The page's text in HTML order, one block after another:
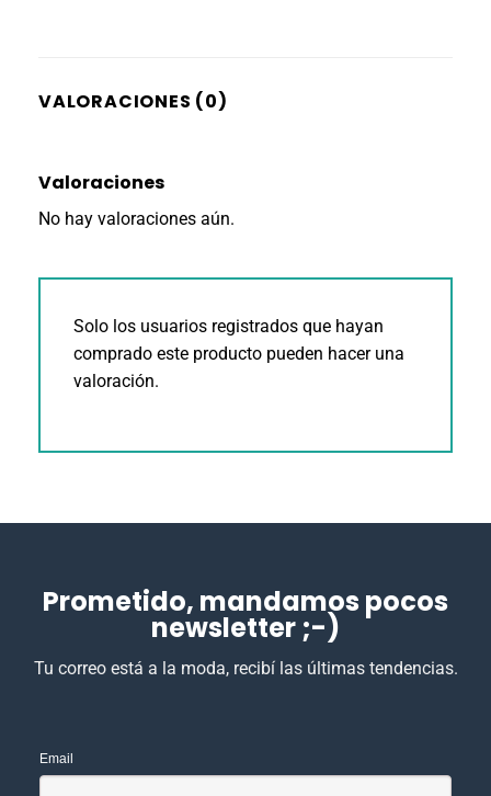
VALORACIONES (0)
Valoraciones
No hay valoraciones aún.
Solo los usuarios registrados que hayan
comprado este producto pueden hacer una
valoración.
Prometido, mandamos pocos
newsletter ;-)
Tu correo está a la moda, recibí las últimas tendencias.
Email